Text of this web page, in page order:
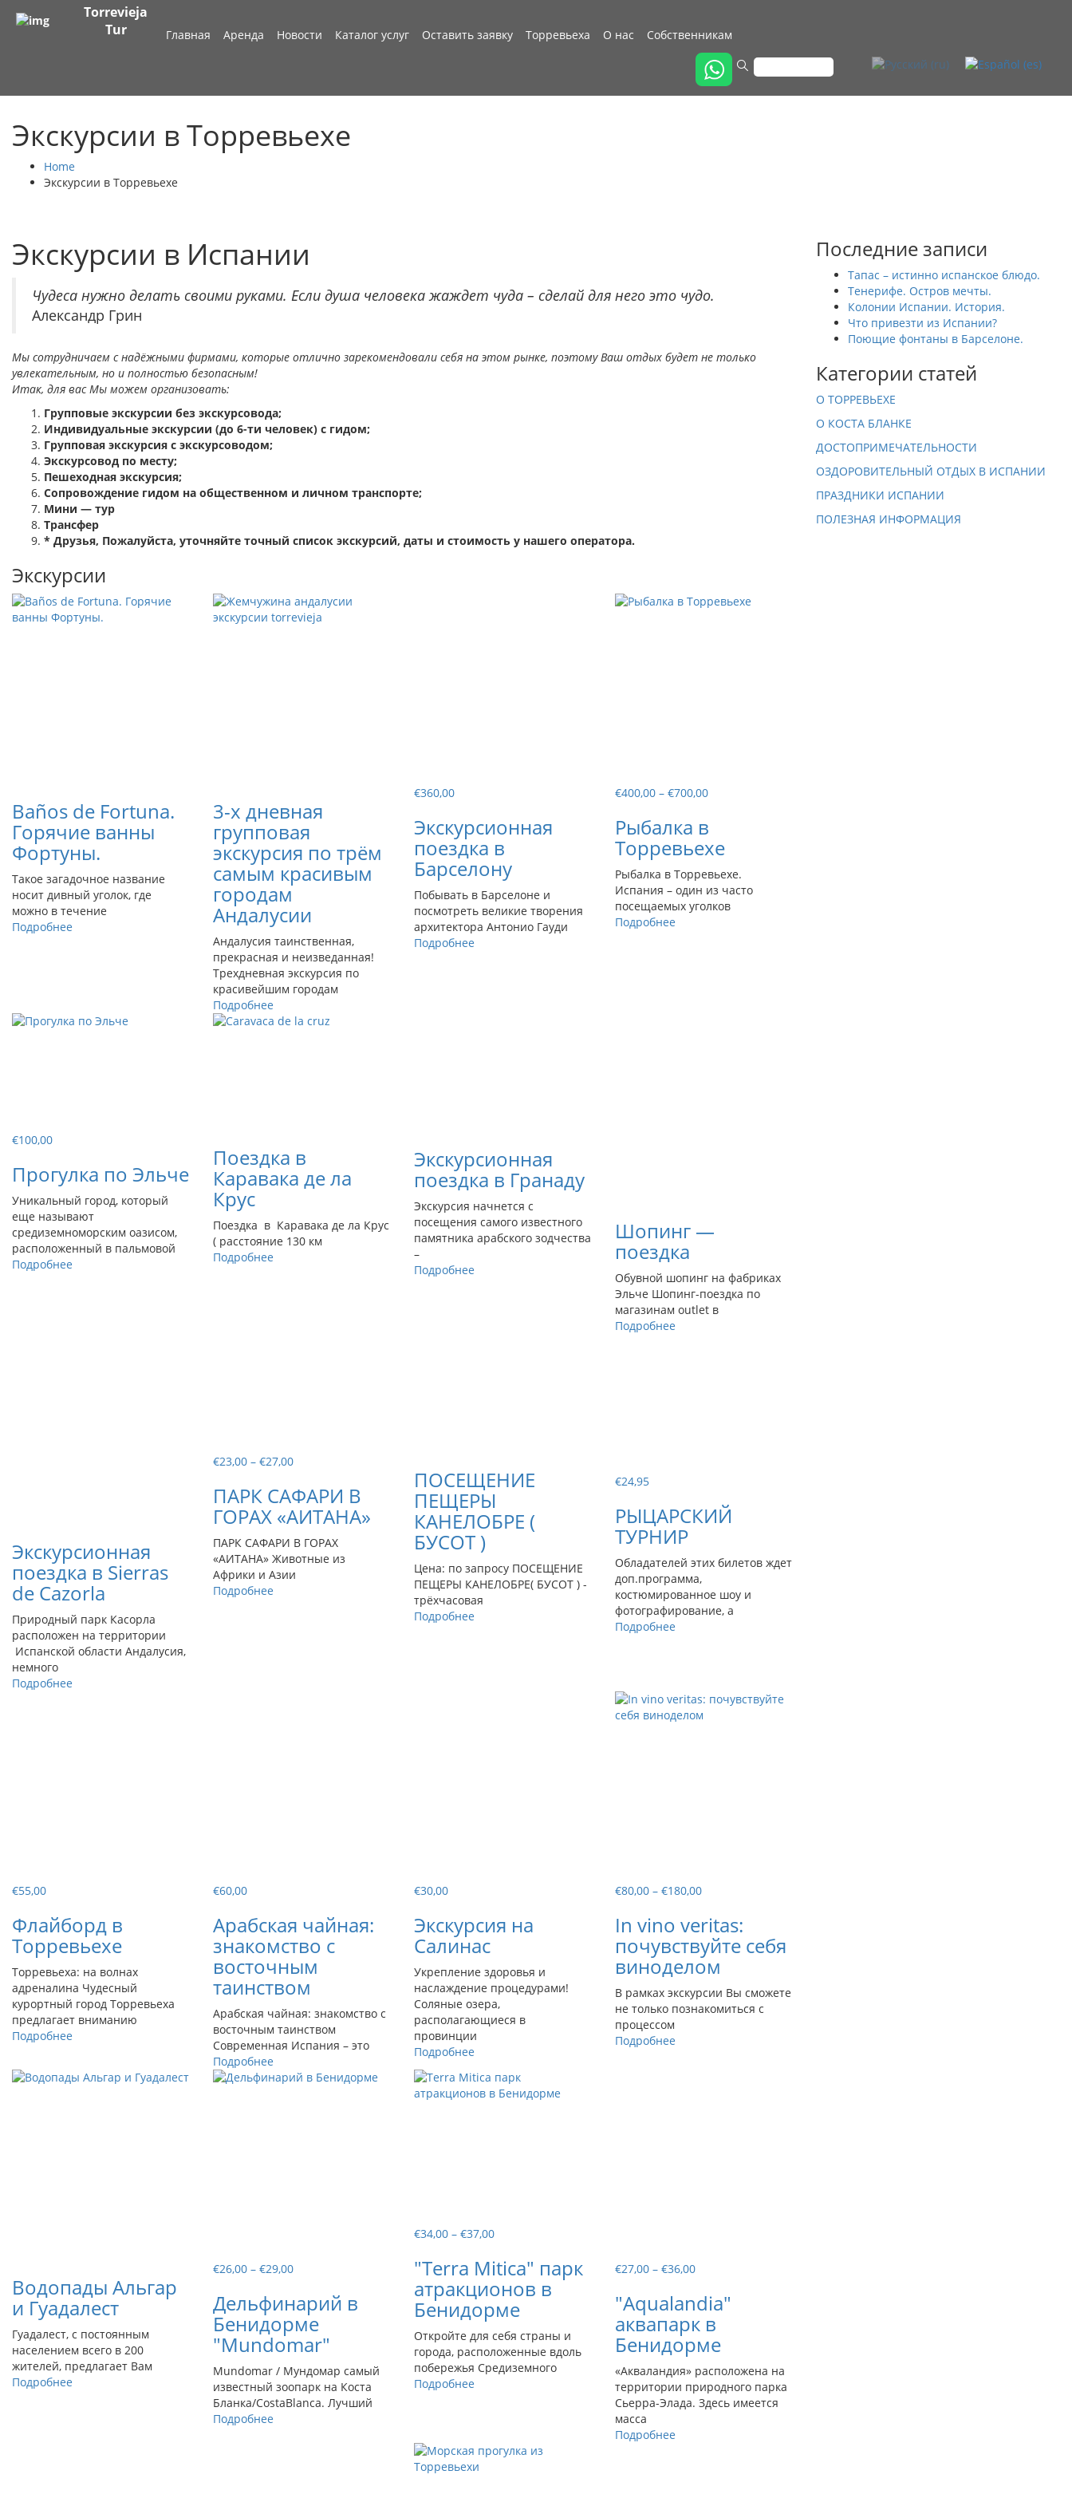
Torrevieja
Tur
Главная Аренда Новости Каталог услуг Оставить заявку Торревьеха О нас Собственникам
Экскурсии в Торревьехе
Home
Экскурсии в Торревьехе
Экскурсии в Испании
Чудеса нужно делать своими руками. Если душа человека жаждет чуда – сделай для него это чудо.
Александр Грин
Мы сотрудничаем с надёжными фирмами, которые отлично зарекомендовали себя на этом рынке, поэтому Ваш отдых будет не только
увлекательным, но и полностью безопасным!
Итак, для вас Мы можем организовать:
Групповые экскурсии без экскурсовода;
Индивидуальные экскурсии (до 6-ти человек) с гидом;
Групповая экскурсия с экскурсоводом;
Экскурсовод по месту;
Пешеходная экскурсия;
Сопровождение гидом на общественном и личном транспорте;
Мини — тур
Трансфер
* Друзья, Пожалуйста, уточняйте точный список экскурсий, даты и стоимость у нашего оператора.
Экскурсии
Baños de Fortuna.
Горячие ванны
Фортуны.
Такое загадочное название
носит дивный уголок, где
можно в течение
Подробнее
3-x дневная
групповая
экскурсия по трём
самым красивым
городам
Андалусии
Андалусия таинственная,
прекрасная и неизведанная!
Трехдневная экскурсия по
красивейшим городам
Подробнее
€360,00
Экскурсионная
поездка в
Барселону
Побывать в Барселоне и
посмотреть великие творения
архитектора Антонио Гауди
Подробнее
€400,00 – €700,00Диапазон
€400,00
€700,00
Рыбалка в
Торревьехе
Рыбалка в Торревьехе.
Испания – один из часто
посещаемых уголков
Подробнее
€100,00
Прогулка по Эльче
Уникальный город, который
еще называют
средиземноморским оазисом,
расположенный в пальмовой
Подробнее
Поездка в
Каравака де ла
Крус
Поездка в Каравака де ла Крус
( расстояние 130 км
Подробнее
Экскурсионная
поездка в Гранаду
Экскурсия начнется с
посещения самого известного
памятника арабского зодчества
–
Подробнее
Шопинг —
поездка
Обувной шопинг на фабриках
Эльче Шопинг-поездка по
магазинам outlet в
Подробнее
Экскурсионная
поездка в Sierras
de Cazorla
Природный парк Касорла
расположен на территории
Испанской области Андалусия,
немного
Подробнее
€23,00 – €27,00Диапазон
€23,00
–
€27,00
ПАРК САФАРИ В
ГОРАХ «АИТАНА»
ПАРК САФАРИ В ГОРАХ
«АИТАНА» Животные из
Африки и Азии
Подробнее
ПОСЕЩЕНИЕ
ПЕЩЕРЫ
КАНЕЛОБРЕ (
БУСОТ )
Цена: по запросу ПОСЕЩЕНИЕ
ПЕЩЕРЫ КАНЕЛОБРЕ( БУСОТ ) -
трёхчасовая
Подробнее
€24,95
РЫЦАРСКИЙ
ТУРНИР
Обладателей этих билетов ждет
доп.программа,
костюмированное шоу и
фотографирование, а
Подробнее
€55,00
Флайборд в
Торревьехе
Торревьеха: на волнах
адреналина Чудесный
курортный город Торревьеха
предлагает вниманию
Подробнее
€60,00
Арабская чайная:
знакомство с
восточным
таинством
Арабская чайная: знакомство с
восточным таинством
Современная Испания – это
Подробнее
€30,00
Экскурсия на
Салинас
Укрепление здоровья и
наслаждение процедурами!
Соляные озера,
располагающиеся в
провинции
Подробнее
€80,00 – €180,00Диапазон
€80,00
–
€180,00
In vino veritas:
почувствуйте себя
виноделом
В рамках экскурсии Вы сможете
не только познакомиться с
процессом
Подробнее
Водопады Альгар
и Гуадалест
Гуадалест, с постоянным
населением всего в 200
жителей, предлагает Вам
Подробнее
€26,00 – €29,00Диапазон
€26,00
–
€29,00
Дельфинарий в
Бенидорме
"Mundomar"
Mundomar / Мундомар самый
известный зоопарк на Коста
Бланка/CostaBlanca. Лучший
Подробнее
€34,00 – €37,00Диапазон
€34,00
–
€37,00
"Terra Mitica" парк
атракционов в
Бенидорме
Откройте для себя страны и
города, расположенные вдоль
побережья Средиземного
Подробнее
€27,00 – €36,00Диапазон
€27,00
–
€36,00
"Aqualandia"
аквапарк в
Бенидорме
«Акваландия» расположена на
территории природного парка
Сьерра-Элада. Здесь имеется
масса
Подробнее
Последние записи
Тапас – истинно испанское блюдо.
Тенерифе. Остров мечты.
Колонии Испании. История.
Что привезти из Испании?
Поющие фонтаны в Барселоне.
Категории статей
О ТОРРЕВЬЕХЕ
О КОСТА БЛАНКЕ
ДОСТОПРИМЕЧАТЕЛЬНОСТИ
ОЗДОРОВИТЕЛЬНЫЙ ОТДЫХ В ИСПАНИИ
ПРАЗДНИКИ ИСПАНИИ
ПОЛЕЗНАЯ ИНФОРМАЦИЯ